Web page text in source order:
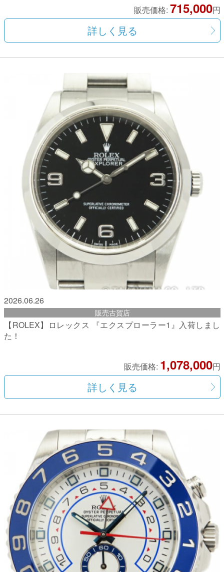
販売価格: 715,000円
詳しく見る
2026.06.26
販売古賀店
【ROLEX】ロレックス 『エクスプローラー1』入荷しまし
た！
販売価格: 1,078,000円
詳しく見る